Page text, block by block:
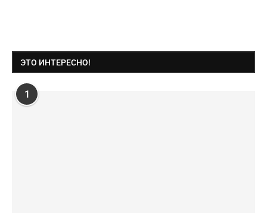
ЭТО ИНТЕРЕСНО!
1